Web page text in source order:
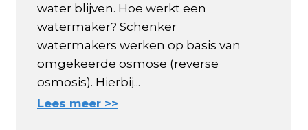
water blijven. Hoe werkt een
watermaker? Schenker
watermakers werken op basis van
omgekeerde osmose (reverse
osmosis). Hierbij...
Lees meer >>